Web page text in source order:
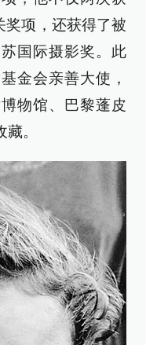
奖项，还获得了被
国际摄影奖。此
金会亲善大使，
物馆、巴黎蓬皮
。